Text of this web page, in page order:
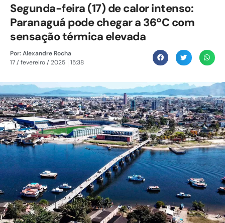
Segunda-feira (17) de calor intenso:
Paranaguá pode chegar a 36ºC com
sensação térmica elevada
Por:Alexandre Rocha
17 / fevereiro / 2025
15:38